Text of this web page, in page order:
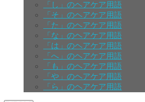
「し」のヘアケア用語
「そ」のヘアケア用語
「た」のヘアケア用語
「な」のヘアケア用語
「は」のヘアケア用語
「へ」のヘアケア用語
「も」のヘアケア用語
「や」のヘアケア用語
「ら」のヘアケア用語